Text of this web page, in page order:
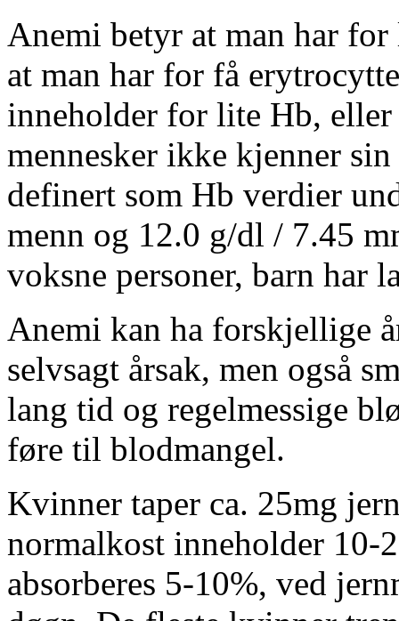
Anemi betyr at man har
at man har for få
inneholder for lite Hb, eller
mennesker ikke kjenner
definert som Hb verdier
menn og 12.0 g/dl / 7.45
voksne personer, barn har
Anemi kan ha forskjellige
selvsagt årsak, men også
lang tid og regelmessige
føre til blodmangel.
Kvinner taper ca. 25mg
normalkost inneholder 10-
absorberes 5-10%, ved